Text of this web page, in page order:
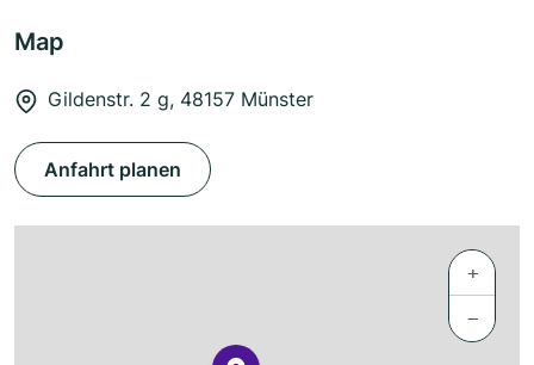
Map
Gildenstr. 2 g, 48157 Münster
Anfahrt planen
+
−